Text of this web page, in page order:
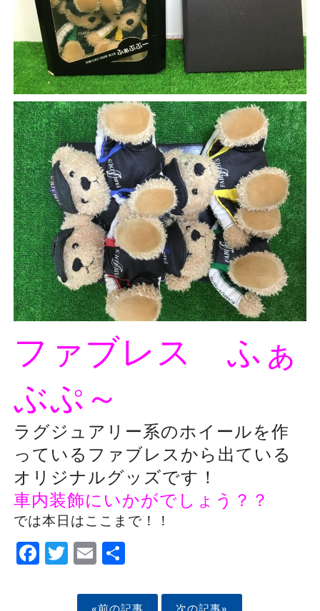
ファブレス ふぁ
ぶぷ～
ラグジュアリー系のホイールを作
っているファブレスから出ている
オリジナルグッズです！
車内装飾にいかがでしょう？？
では本日はここまで！！
Facebook
Twitter
EmailShare
«前の記事 次の記事»